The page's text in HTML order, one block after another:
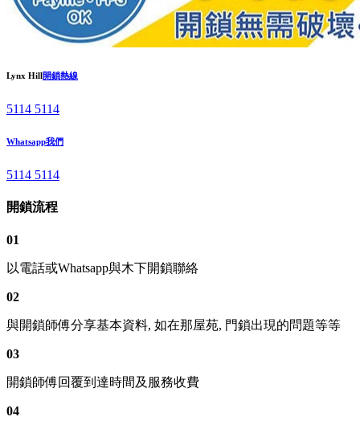
Lynx Hill開鎖熱線
5114 5114
Whatsapp我們
5114 5114
開鎖流程
01
以電話或Whatsapp與木下開鎖聯絡
02
與開鎖師傅分享基本資料, 如在那屋苑, 門鎖出現的問題等等
03
開鎖師傅回覆到達時間及服務收費
04